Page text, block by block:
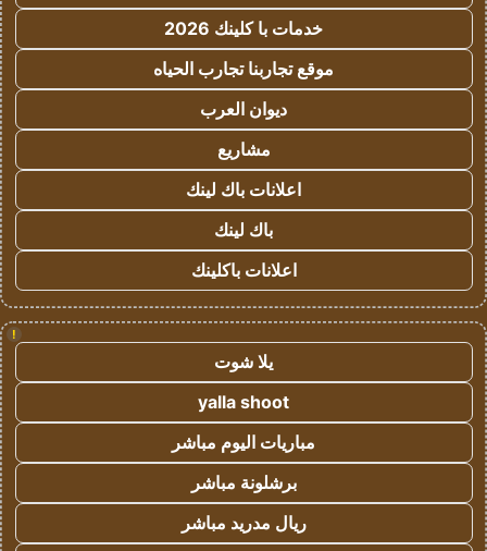
خدمات با كلينك 2026
موقع تجاربنا تجارب الحياه
ديوان العرب
مشاريع
اعلانات باك لينك
باك لينك
اعلانات باكلينك
!
يلا شوت
yalla shoot
مباريات اليوم مباشر
برشلونة مباشر
ريال مدريد مباشر